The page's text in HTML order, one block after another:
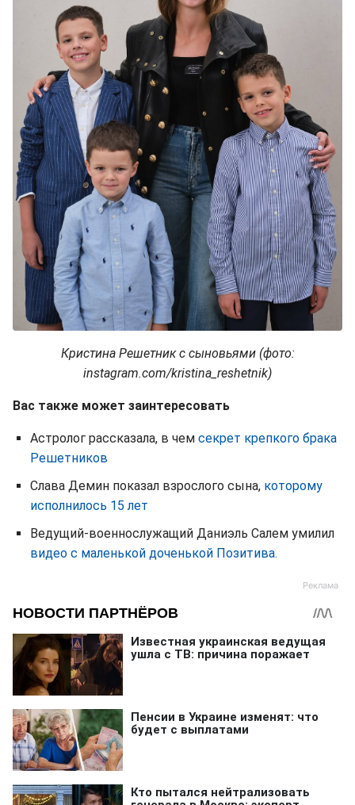
Кристина Решетник с сыновьями (фото:
instagram.com/kristina_reshetnik)
Вас также может заинтересовать
Астролог рассказала, в чем секрет крепкого брака
Решетников
Слава Демин показал взрослого сына, которому
исполнилось 15 лет
Ведущий-военнослужащий Даниэль Салем умилил
видео с маленькой доченькой Позитива.